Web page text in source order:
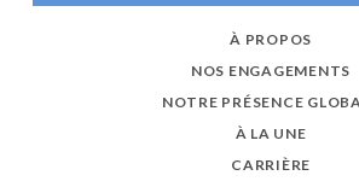
À PROPOS
NOS ENGAGEMENTS
NOTRE PRÉSENCE
À LA UNE
CARRIÈRE